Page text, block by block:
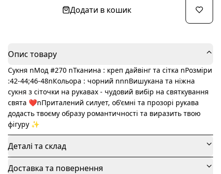
Додати в кошик
Опис товару
Сукня nМод #270 nТканина : креп дайвінг та сітка nРозміри
:42-44;46-48nКольора : чорний nnnВишукана та ніжна
сукня з сіточки на рукавах - чудовий вибір на святкування
свята ❤️nПриталений силует, обʼємні та прозорі рукава
додасть твоєму образу романтичності та виразить твою
фігуру ✨
Деталі та склад
Доставка та повернення